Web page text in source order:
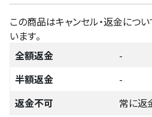
この商品はキャンセル・返金につ
います。
全額返金
-
半額返金
-
返金不可
常に返